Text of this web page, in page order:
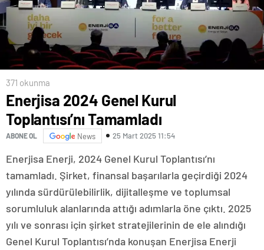
371 okunma
Enerjisa 2024 Genel Kurul
Toplantısı’nı Tamamladı
ABONE OL News 25 Mart 2025 11:54
Enerjisa Enerji, 2024 Genel Kurul Toplantısı’nı
tamamladı. Şirket, finansal başarılarla geçirdiği 2024
yılında sürdürülebilirlik, dijitalleşme ve toplumsal
sorumluluk alanlarında attığı adımlarla öne çıktı. 2025
yılı ve sonrası için şirket stratejilerinin de ele alındığı
Genel Kurul Toplantısı’nda konuşan Enerjisa Enerji